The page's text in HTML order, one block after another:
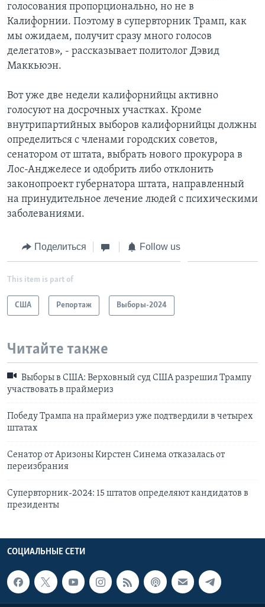
голосования пропорционально, но не в
Калифорнии. Поэтому в супервторник Трамп, как
мы ожидаем, получит сразу много голосов
делегатов», - рассказывает политолог Дэвид
Маккьюэн.
Вот уже две недели калифорнийцы активно
голосуют на досрочных участках. Кроме
внутрипартийных выборов калифорнийцы должны
определиться с членами городских советов,
сенатором от штата, выбрать нового прокурора в
Лос-Анджелесе и одобрить либо отклонить
законопроект губернатора штата, направленный
на принудительное лечение людей с психическими
заболеваниями.
Поделиться Follow us
This item is part of
США Репортаж Выборы-2024
Читайте также
Выборы в США: Верховный суд США разрешил Трампу
участвовать в праймериз
Победу Трампа на праймериз уже подтвердили в четырех
штатах
Cенатор от Аризоны Кирстен Синема отказалась от
переизбрания
Супервторник-2024: 15 штатов определяют кандидатов в
президенты
СОЦИАЛЬНЫЕ СЕТИ